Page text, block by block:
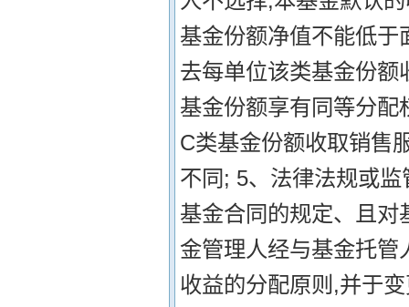
基金份额净值不能低
去每单位该类基金份
基金份额享有同等分
C类基金份额收取销售
不同; 5、法律法规或
基金合同的规定、且
金管理人经与基金托
收益的分配原则,并于